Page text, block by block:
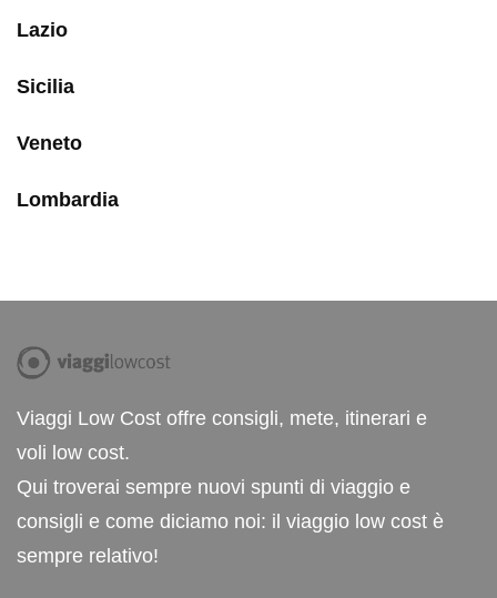
Lazio
Sicilia
Veneto
Lombardia
Viaggi Low Cost offre consigli, mete, itinerari e
voli low cost.
Qui troverai sempre nuovi spunti di viaggio e
consigli e come diciamo noi: il viaggio low cost è
sempre relativo!